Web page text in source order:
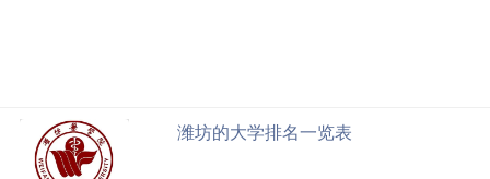
潍坊的大学排名一览表